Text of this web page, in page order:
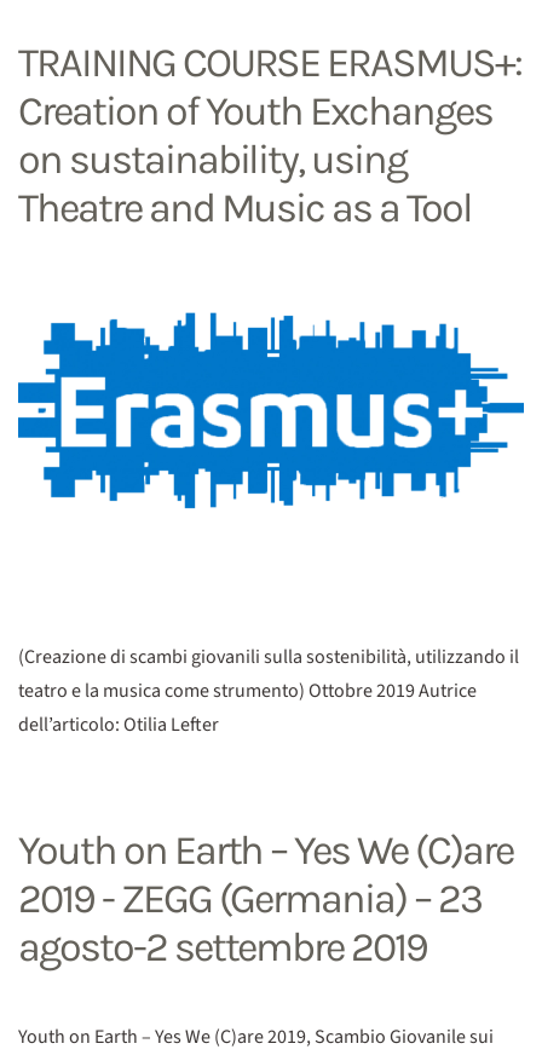
TRAINING COURSE ERASMUS+:
Creation of Youth Exchanges
on sustainability, using
Theatre and Music as a Tool
(Creazione di scambi giovanili sulla sostenibilità, utilizzando il
teatro e la musica come strumento) Ottobre 2019 Autrice
dell’articolo: Otilia Lefter
Youth on Earth – Yes We (C)are
2019 - ZEGG (Germania) – 23
agosto-2 settembre 2019
Youth on Earth – Yes We (C)are 2019, Scambio Giovanile sui